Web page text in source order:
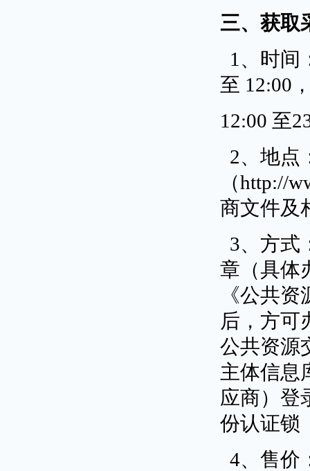
三、获取
1、时间
至 12:00
12:00 至
2、地点
（http://
商文件及
3、方式
章（具体
《公共
后，方可
公共资源
主体信息
应商）登
份认证锁
4、售价